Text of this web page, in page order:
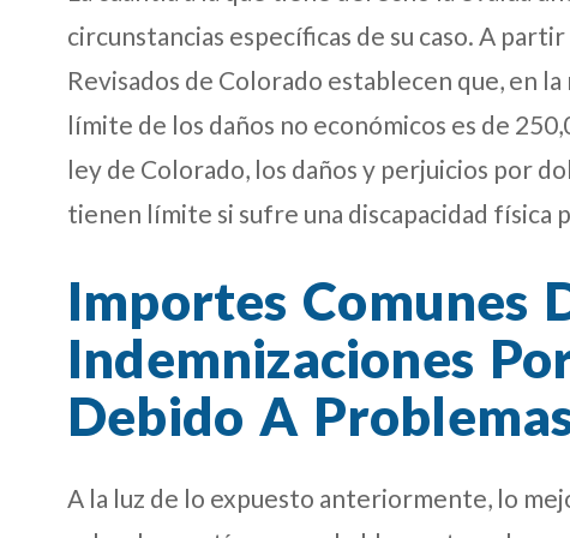
circunstancias específicas de su caso. A
Revisados de Colorado establecen que, en
límite de los daños no económicos es de
ley de Colorado, los daños y perjuicios por
tienen límite si sufre una discapacidad física
Importes Comunes
Indemnizaciones
Debido A
A la luz de lo expuesto anteriormente, lo